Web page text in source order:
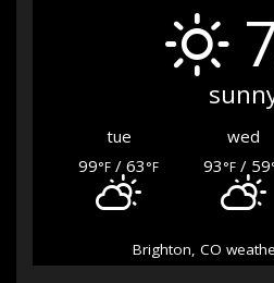
tue wed
99°F / 63°F 93°F/ 59
Brighton, CO